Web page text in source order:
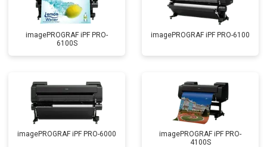
imagePROGRAF iPF PRO-
6100S
imagePROGRAF iPF PRO-6100
imagePROGRAF iPF PRO-6000
imagePROGRAF iPF PRO-
4100S